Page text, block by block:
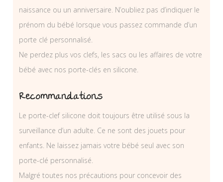
naissance ou un anniversaire. N’oubliez pas d’indiquer le
prénom du bébé lorsque vous passez commande d’un
porte clé personnalisé.
Ne perdez plus vos clefs, les sacs ou les affaires de votre
bébé avec nos porte-clés en silicone.
Recommandations
Le porte-clef silicone doit toujours être utilisé sous la
surveillance d’un adulte. Ce ne sont des jouets pour
enfants. Ne laissez jamais votre bébé seul avec son
porte-clé personnalisé.
Malgré toutes nos précautions pour concevoir des